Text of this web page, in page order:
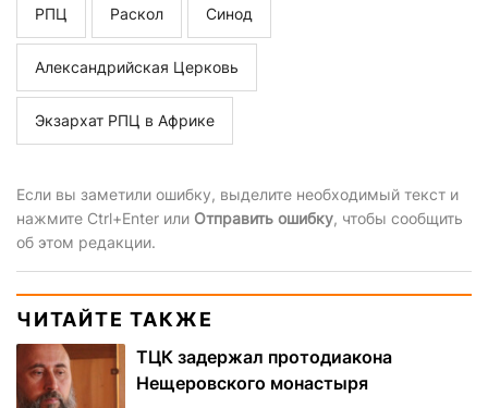
РПЦ Раскол Синод
Александрийская Церковь
Экзархат РПЦ в Африке
Если вы заметили ошибку, выделите необходимый текст и
нажмите Ctrl+Enter или Отправить ошибку, чтобы сообщить
об этом редакции.
ЧИТАЙТЕ ТАКЖЕ
ТЦК задержал протодиакона
Нещеровского монастыря